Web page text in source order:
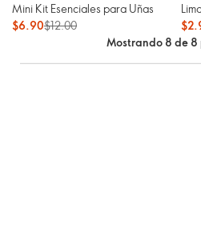
Mini Kit Esenciales para Uñas
$6.90$12.00
Mostrando 8 de